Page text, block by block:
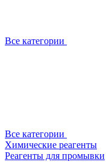
Все категории
Все категории
Химические реагенты
Реагенты для промывки